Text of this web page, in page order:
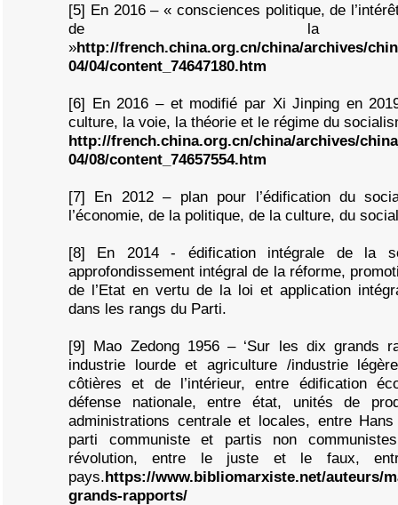
[5] En 2016 – « consciences politique, de
de la
»http://french.china.org.cn/china/archives/
04/04/content_74647180.htm
[6] En 2016 – et modifié par Xi Jinping en
culture, la voie, la théorie et le régime du
http://french.china.org.cn/china/archives/
04/08/content_74657554.htm
[7] En 2012 – plan pour l’édification du
l’économie, de la politique, de la culture, du
[8] En 2014 - édification intégrale de la
approfondissement intégral de la réforme,
de l’Etat en vertu de la loi et application
dans les rangs du Parti.
[9] Mao Zedong 1956 – ‘Sur les dix grands
industrie lourde et agriculture /industrie
côtières et de l’intérieur, entre édification
défense nationale, entre état, unités de
administrations centrale et locales, entre
parti communiste et partis non
révolution, entre le juste et le faux,
pays.https://www.bibliomarxiste.net/auteurs/
grands-rapports/